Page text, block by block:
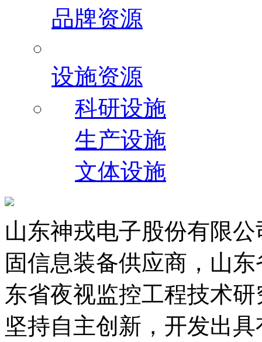
品牌资源
设施资源
科研设施
生产设施
文体设施
山东神戎电子股份有限
固信息装备供应商，山
东省夜视监控工程技术
坚持自主创新，开发出